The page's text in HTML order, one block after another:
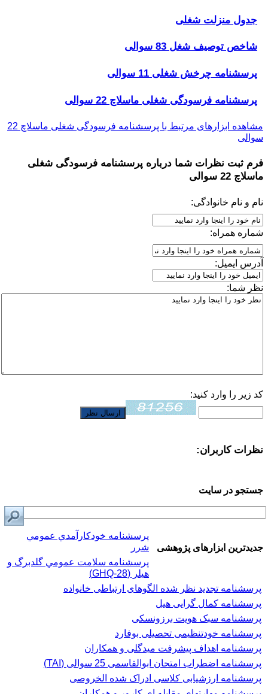
جدول منزلت شغلی
شاخص توصیف شغل 83 سوالی
پرسشنامه چرخش شغلی 11 سوالی
پرسشنامه فرسودگی شغلی ماسلاچ 22 سوالی
مشاهده ابزارهای مرتبط با پرسشنامه فرسودگی شغلی ماسلاچ 22
سوالی
فرم ثبت نظرات شما درباره پرسشنامه فرسودگی شغلی
ماسلاچ 22 سوالی
نام و نام خانوادگی:
شماره همراه:
آدرس ایمیل:
نظر شما:
کد زیر را وارد کنید:
نظرات کاربران:
جستجو در سایت
جدیدترین ابزارهای پژوهشی
پرسشنامه خودكارآمدي عمومي
شرر
پرسشنامه سلامت عمومي گلدبرگ و
هیلر (GHQ-28)
پرسشنامه تجدید نظر شده الگوهای ارتباطی خانواده
پرسشنامه کمال گرایی هیل
پرسشنامه سبک هویت برزونسکی
پرسشنامه خودتنظیمی تحصیلی بوفارد
پرسشنامه اهداف پیشرفت میدگلی و همکاران
پرسشنامه اضطراب امتحان ابوالقاسمی 25 سوالی (TAI)
پرسشنامه ارزشیابی کلاسی ادراک شده الخروصی